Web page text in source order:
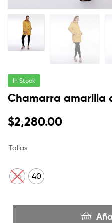
In Stock
Chamarra amarilla
$2,280.00
Tallas
36 40